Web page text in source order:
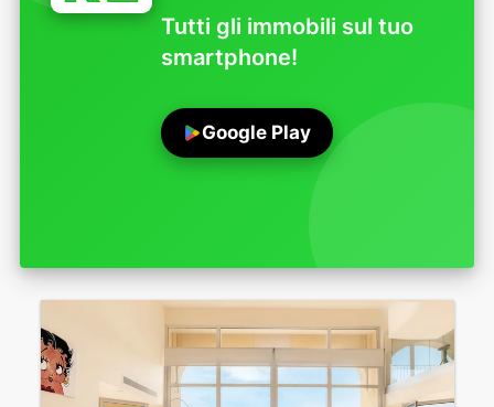
Tutti gli immobili sul tuo
smartphone!
Google Play